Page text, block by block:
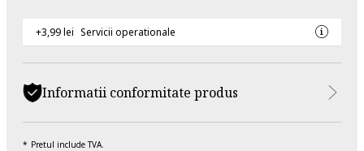
+3,99 lei Servicii operationale
Informatii conformitate produs
Pretul include TVA.